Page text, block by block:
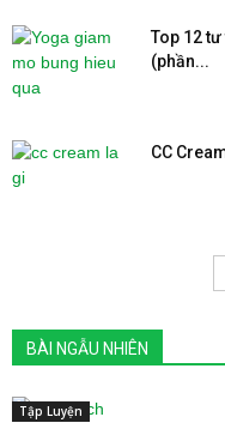
Top 12
(phần...
CC
BÀI NGẪU NHIÊN
Tập Luyện